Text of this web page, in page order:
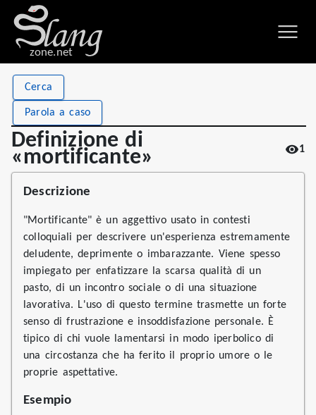
zone.net
Cerca
Parola a caso
Definizione di
«mortificante» 1
Definizione di «mortificante»
Stat
Views
Definitions 1
First seen
2026
Descrizione
"Mortificante" è un aggettivo usato in contesti
colloquiali per descrivere un'esperienza estremamente
deludente, deprimente o imbarazzante. Viene spesso
impiegato per enfatizzare la scarsa qualità di un
pasto, di un incontro sociale o di una situazione
lavorativa. L'uso di questo termine trasmette un forte
senso di frustrazione e insoddisfazione personale. È
tipico di chi vuole lamentarsi in modo iperbolico di
una circostanza che ha ferito il proprio umore o le
proprie aspettative.
Esempio